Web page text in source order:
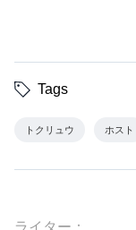
Tags
トクリュウ ホスト
ライター：